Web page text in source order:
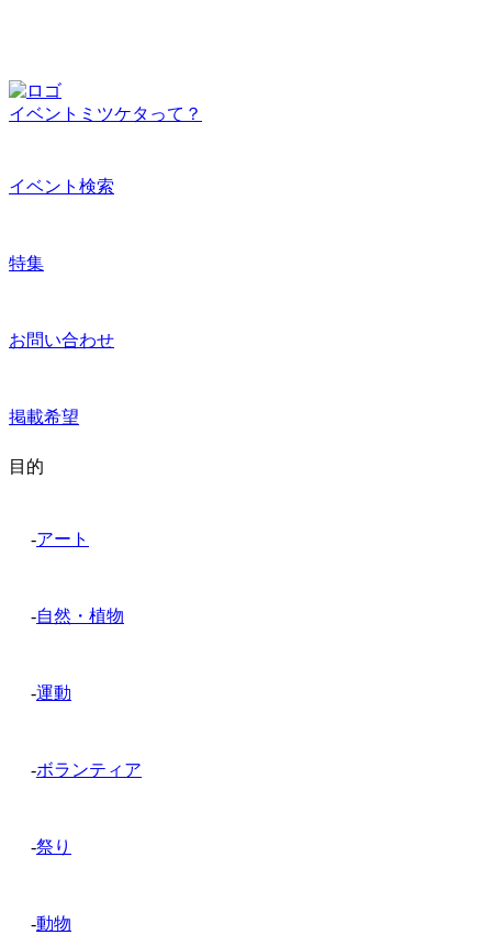
イベントミツケタって？
イベント検索
特集
お問い合わせ
掲載希望
目的
-アート
-自然・植物
-運動
-ボランティア
-祭り
-動物